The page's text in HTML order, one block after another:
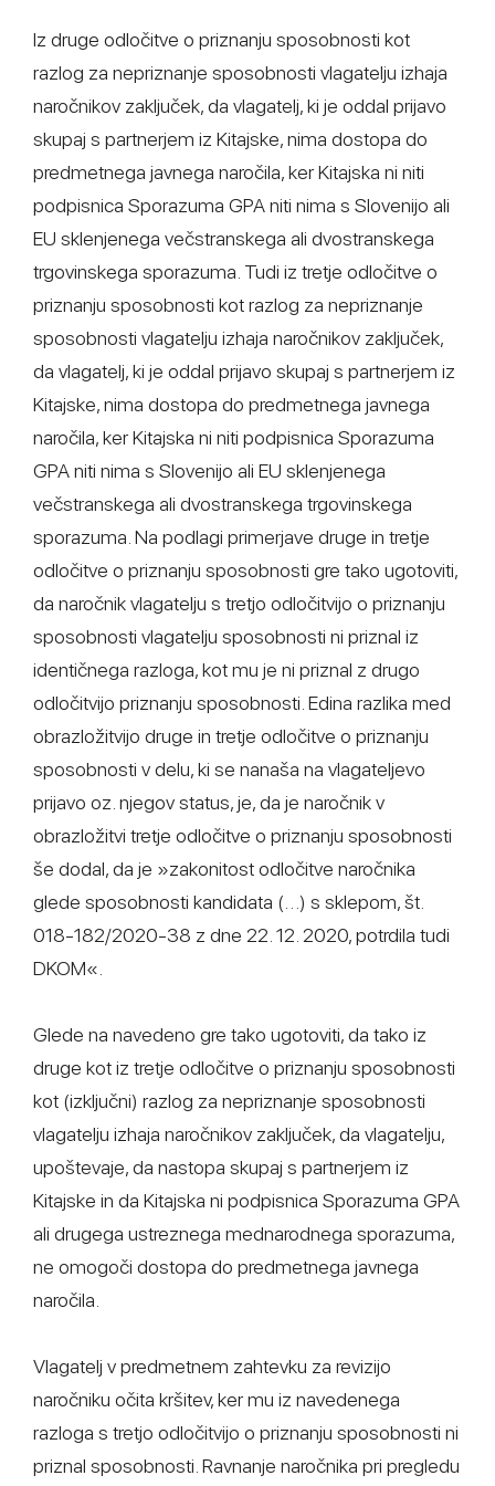
Iz druge odločitve o priznanju sposobnosti kot
razlog za nepriznanje sposobnosti vlagatelju izhaja
naročnikov zaključek, da vlagatelj, ki je oddal prijavo
skupaj s partnerjem iz Kitajske, nima dostopa do
predmetnega javnega naročila, ker Kitajska ni niti
podpisnica Sporazuma GPA niti nima s Slovenijo ali
EU sklenjenega večstranskega ali dvostranskega
trgovinskega sporazuma. Tudi iz tretje odločitve o
priznanju sposobnosti kot razlog za nepriznanje
sposobnosti vlagatelju izhaja naročnikov zaključek,
da vlagatelj, ki je oddal prijavo skupaj s partnerjem iz
Kitajske, nima dostopa do predmetnega javnega
naročila, ker Kitajska ni niti podpisnica Sporazuma
GPA niti nima s Slovenijo ali EU sklenjenega
večstranskega ali dvostranskega trgovinskega
sporazuma. Na podlagi primerjave druge in tretje
odločitve o priznanju sposobnosti gre tako ugotoviti,
da naročnik vlagatelju s tretjo odločitvijo o priznanju
sposobnosti vlagatelju sposobnosti ni priznal iz
identičnega razloga, kot mu je ni priznal z drugo
odločitvijo priznanju sposobnosti. Edina razlika med
obrazložitvijo druge in tretje odločitve o priznanju
sposobnosti v delu, ki se nanaša na vlagateljevo
prijavo oz. njegov status, je, da je naročnik v
obrazložitvi tretje odločitve o priznanju sposobnosti
še dodal, da je »zakonitost odločitve naročnika
glede sposobnosti kandidata (…) s sklepom, št.
018-182/2020-38 z dne 22. 12. 2020, potrdila tudi
DKOM«.
Glede na navedeno gre tako ugotoviti, da tako iz
druge kot iz tretje odločitve o priznanju sposobnosti
kot (izključni) razlog za nepriznanje sposobnosti
vlagatelju izhaja naročnikov zaključek, da vlagatelju,
upoštevaje, da nastopa skupaj s partnerjem iz
Kitajske in da Kitajska ni podpisnica Sporazuma GPA
ali drugega ustreznega mednarodnega sporazuma,
ne omogoči dostopa do predmetnega javnega
naročila.
Vlagatelj v predmetnem zahtevku za revizijo
naročniku očita kršitev, ker mu iz navedenega
razloga s tretjo odločitvijo o priznanju sposobnosti ni
priznal sposobnosti. Ravnanje naročnika pri pregledu